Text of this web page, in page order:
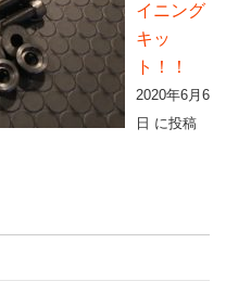
イニング
キッ
ト！！
2020年6月6
日 に投稿